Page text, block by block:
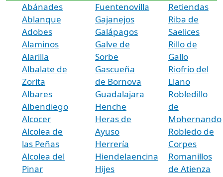
Abánades
Ablanque
Adobes
Alaminos
Alarilla
Albalate de
Zorita
Albares
Albendiego
Alcocer
Alcolea de
las Peñas
Alcolea del
Pinar
Fuentenovilla
Gajanejos
Galápagos
Galve de
Sorbe
Gascueña
de Bornova
Guadalajara
Henche
Heras de
Ayuso
Herrería
Hiendelaencina
Hijes
Retiendas
Riba de
Saelices
Rillo de
Gallo
Riofrío del
Llano
Robledillo
de
Mohernando
Robledo de
Corpes
Romanillos
de Atienza